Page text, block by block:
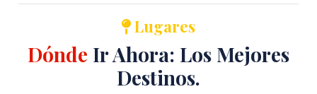
Lugares
Dónde Ir Ahora: Los Mejores
Destinos.